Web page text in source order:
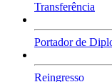
Transferência
Portador de
Reingresso